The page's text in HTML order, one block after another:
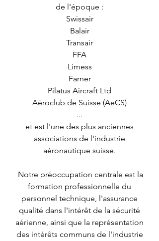
de l'époque :
Swissair
Balair
Transair
FFA
Limess
Farner
Pilatus Aircraft Ltd
Aéroclub de Suisse (AeCS)
...
et est l'une des plus anciennes
associations de l'industrie
aéronautique suisse.
Notre préoccupation centrale est la
formation professionnelle du
personnel technique, l'assurance
qualité dans l'intérêt de la sécurité
aérienne, ainsi que la représentation
des intérêts communs de l'industrie